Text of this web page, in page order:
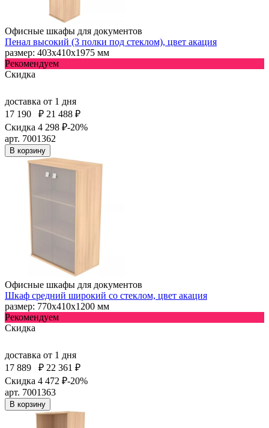
Офисные шкафы для документов
Пенал высокий (3 полки под стеклом), цвет акация
размер: 403х410х1975 мм
Рекомендуем
Скидка
доставка от 1 дня
17 190
₽ 21 488 ₽
Скидка 4 298 ₽-20%
арт. 7001362
В корзину
Офисные шкафы для документов
Шкаф средний широкий со стеклом, цвет акация
размер: 770х410х1200 мм
Рекомендуем
Скидка
доставка от 1 дня
17 889
₽ 22 361 ₽
Скидка 4 472 ₽-20%
арт. 7001363
В корзину